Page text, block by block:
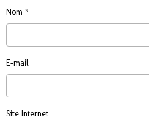
Nom
E-mail
Site Internet